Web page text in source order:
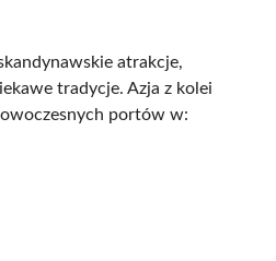
atrakcje,
tradycje. Azja z kolei
portów w: